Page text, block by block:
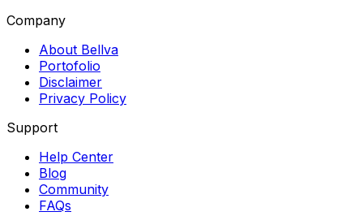
Company
About Bellva
Portofolio
Disclaimer
Privacy Policy
Support
Help Center
Blog
Community
FAQs